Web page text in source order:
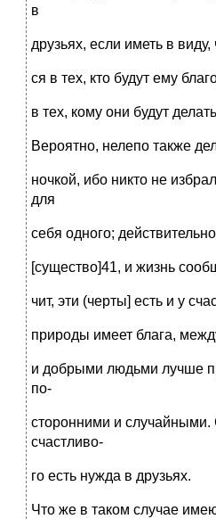
в
друзьях, если иметь в
ся в тех, кто будут ему
в тех, кому они будут
Вероятно, нелепо также
ночкой, ибо никто не
для
себя одного;
[существо]41, и жизнь
чит, эти (черты] есть и у
природы имеет блага,
и добрыми людьми лучше
по-
сторонними и случайными.
счастливо-
го есть нужда в друзьях.
Что же в таком случае